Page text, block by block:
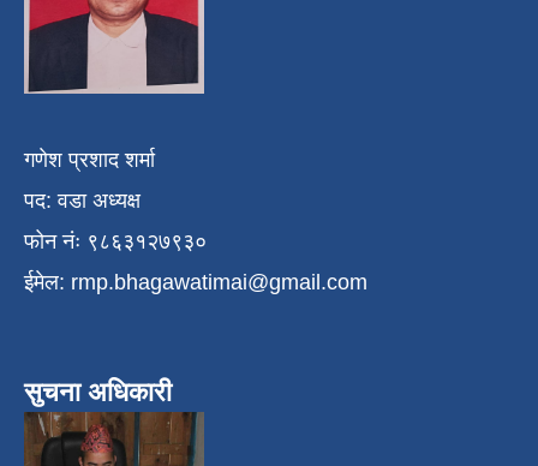
गणेश प्रशाद शर्मा
पद: वडा अध्यक्ष
फोन नंः ९८६३१२७९३०
ईमेल: rmp.bhagawatimai@gmail.com
सुचना अधिकारी